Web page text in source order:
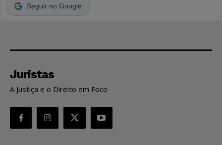
Seguir no Google
Juristas
A Justiça e o Direito em Foco